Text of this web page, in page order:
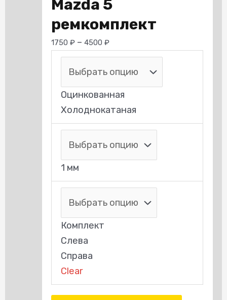
Mazda 5
ремкомплект
1750₽ –4500₽
Оцинкованная
Холоднокатаная
1 мм
Комплект
Слева
Справа
Clear
выбрать